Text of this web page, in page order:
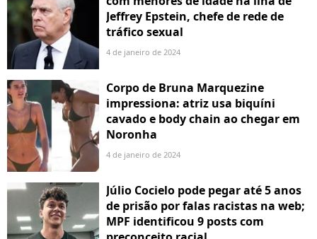
Jeffrey Epstein, chefe de rede de
tráfico sexual
4 de janeiro de 2024
Corpo de Bruna Marquezine
impressiona: atriz usa biquíni
cavado e body chain ao chegar em
Noronha
4 de janeiro de 2024
Júlio Cocielo pode pegar até 5 anos
de prisão por falas racistas na web;
MPF identificou 9 posts com